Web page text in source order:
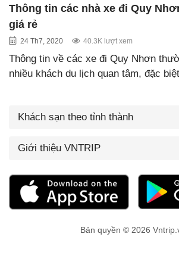
Thông tin các nhà xe đi Quy
giá rẻ
24 Th7, 2020 40.3K lượt xem
Thông tin về các xe đi Quy Nhơn
nhiều khách du lịch quan tâm, đặc
Khách sạn theo tỉnh thành
Giới thiệu VNTRIP
Bản quyền © 2026